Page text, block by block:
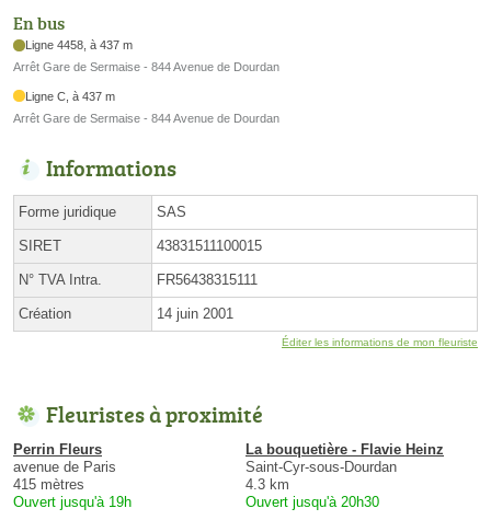
En bus
Ligne 4458, à 437 m
Arrêt Gare de Sermaise - 844 Avenue de Dourdan
Ligne C, à 437 m
Arrêt Gare de Sermaise - 844 Avenue de Dourdan
Informations
Forme juridique SAS
SIRET 43831511100015
N° TVA Intra. FR56438315111
Création 14 juin 2001
Éditer les informations de mon fleuriste
Fleuristes à proximité
Perrin Fleurs
avenue de Paris
415 mètres
Ouvert jusqu'à 19h
La bouquetière - Flavie Heinz
Saint-Cyr-sous-Dourdan
4.3 km
Ouvert jusqu'à 20h30